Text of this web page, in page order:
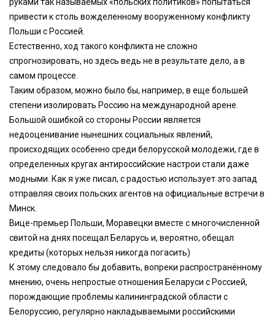
привести к столь вожделенному вооруженному конфликту
Польши с Россией.
Естественно, ход такого конфликта не сложно
спрогнозировать, но здесь ведь не в результате дело, а в
самом процессе.
Таким образом, можно было бы, например, в еще большей
степени изолировать Россию на международной арене.
Большой ошибкой со стороны России является
недооценивание нынешних социальных явлений,
происходящих особенно среди белорусской молодежи, где в
определенных кругах антироссийские настрои стали даже
модными. Как я уже писал, с радостью использует это запад
отправляя своих польских агентов на официальные встречи в
Минск.
Вице-премьер Польши, Моравецки вместе с многочисленной
свитой на днях посещал Беларусь и, вероятно, обещал
кредиты (которых нельзя никогда погасить)
К этому следовало бы добавить, вопреки распространённому
мнению, очень непростые отношения Беларуси с Россией,
порождающие проблемы калининградской области с
Белоруссию, регулярно накладываемыми российскими